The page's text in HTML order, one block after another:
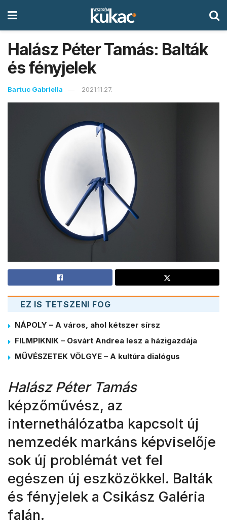
Halász Péter Tamás: Balták
és fényjelek
Bartuc Gabriella 2021.11.27.
EZ IS TETSZENI FOG
NÁPOLY – A város, ahol kétszer sírsz
FILMPIKNIK – Osvárt Andrea lesz a házigazdája
MŰVÉSZETEK VÖLGYE – A kultúra dialógus
Halász Péter Tamás
képzőművész, az
internethálózatba kapcsolt új
nemzedék markáns képviselője
sok új problémát vet fel
egészen új eszközökkel. Balták
és fényjelek a Csikász Galéria
falán.